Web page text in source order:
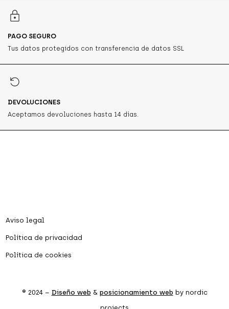
PAGO SEGURO
Tus datos protegidos con transferencia de datos SSL
DEVOLUCIONES
Aceptamos devoluciones hasta 14 días.
Aviso legal
Política de privacidad
Política de cookies
® 2024 – Diseño web & posicionamiento web by nordic